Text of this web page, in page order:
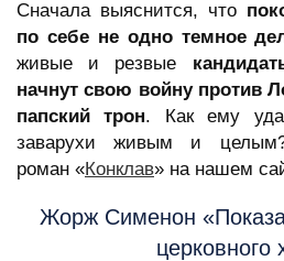
Сначала выяснится, что
по себе не одно темное
живые и резвые
начнут свою войну против
папский трон. Как ему
заварухи живым и
роман «Конклав» на нашем
Жорж Сименон
церковного